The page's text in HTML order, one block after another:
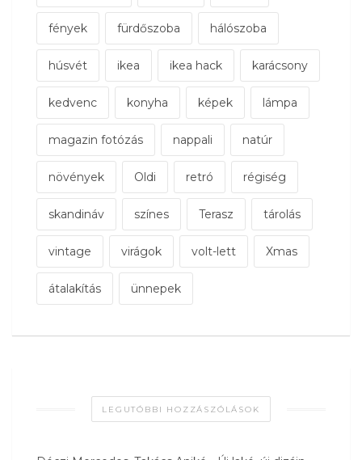
fények fürdőszoba hálószoba
húsvét ikea ikea hack karácsony
kedvenc konyha képek lámpa
magazin fotózás nappali natúr
növények Oldi retró régiség
skandináv színes Terasz tárolás
vintage virágok volt-lett Xmas
átalakítás ünnepek
LEGUTÓBBI HOZZÁSZÓLÁSOK